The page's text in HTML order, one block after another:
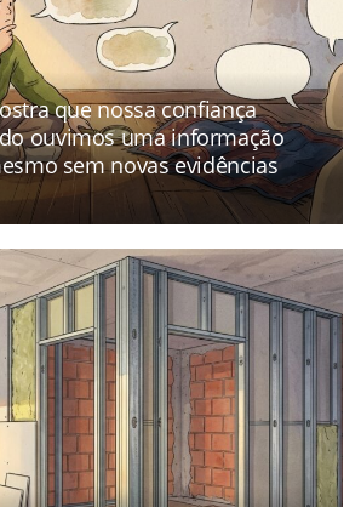
que nossa confiança
ouvimos uma informação
sem novas evidências